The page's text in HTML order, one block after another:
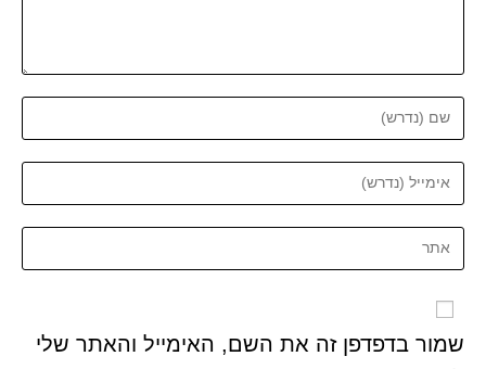
שמור בדפדפן זה את השם, האימייל והאתר שלי